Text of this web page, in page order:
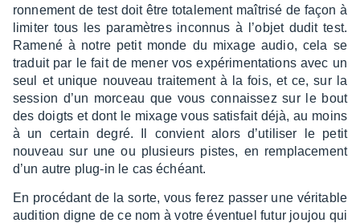
ron­ne­ment de test doit être tota­le­ment maîtrisé de façon à
limi­ter tous les para­mètres incon­nus à l’objet dudit test.
Ramené à notre petit monde du mixage audio, cela se
traduit par le fait de mener vos expé­ri­men­ta­tions avec un
seul et unique nouveau trai­te­ment à la fois, et ce, sur la
session d’un morceau que vous connais­sez sur le bout
des doigts et dont le mixage vous satis­fait déjà, au moins
à un certain degré. Il convient alors d’uti­li­ser le petit
nouveau sur une ou plusieurs pistes, en rempla­ce­ment
d’un autre plug-in le cas échéant.
En procé­dant de la sorte, vous ferez passer une véri­table
audi­tion digne de ce nom à votre éven­tuel futur joujou qui